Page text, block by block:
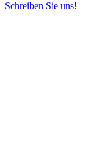
Schreiben Sie uns!